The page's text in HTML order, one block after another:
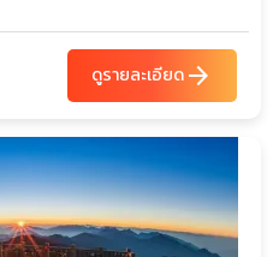
ดูรายละเอียดarrow_forward